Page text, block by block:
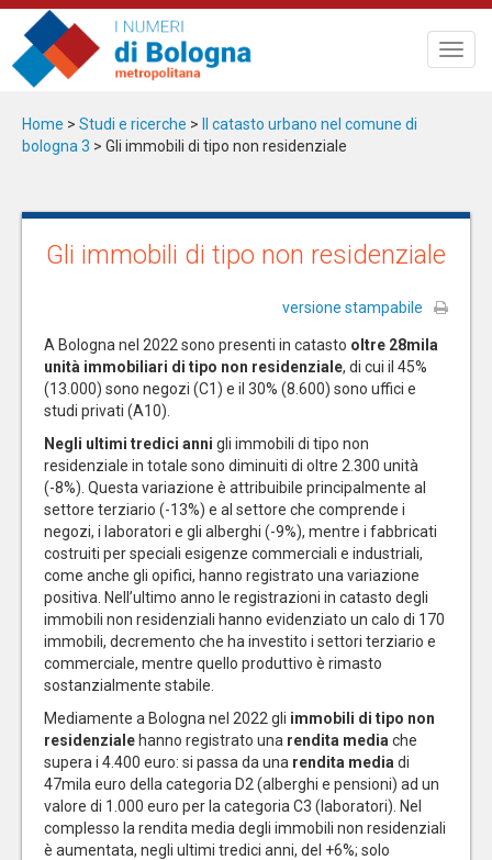
Salta
contenuto
principale
Home > Studi e ricerche >
Il catasto urbano nel comune di
bologna 3 > Gli immobili di tipo non residenziale
Gli immobili di tipo non residenziale
versione stampabile
A Bologna nel 2022 sono presenti in catasto oltre 28mila
unità immobiliari di tipo non residenziale, di cui il 45%
(13.000) sono negozi (C1) e il 30% (8.600) sono uffici e
studi privati (A10).
Negli ultimi tredici anni gli immobili di tipo non
residenziale in totale sono diminuiti di oltre 2.300 unità
(-8%). Questa variazione è attribuibile principalmente al
settore terziario (-13%) e al settore che comprende i
negozi, i laboratori e gli alberghi (-9%), mentre i fabbricati
costruiti per speciali esigenze commerciali e industriali,
come anche gli opifici, hanno registrato una variazione
positiva. Nell’ultimo anno le registrazioni in catasto degli
immobili non residenziali hanno evidenziato un calo di 170
immobili, decremento che ha investito i settori terziario e
commerciale, mentre quello produttivo è rimasto
sostanzialmente stabile.
Mediamente a Bologna nel 2022 gli immobili di tipo non
residenziale hanno registrato una rendita media che
supera i 4.400 euro: si passa da una rendita media di
47mila euro della categoria D2 (alberghi e pensioni) ad un
valore di 1.000 euro per la categoria C3 (laboratori). Nel
complesso la rendita media degli immobili non residenziali
è aumentata, negli ultimi tredici anni, del +6%; solo